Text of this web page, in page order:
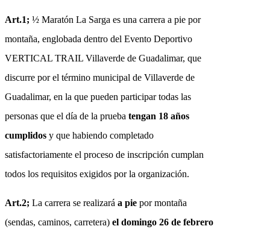
Art.1; ½ Maratón La Sarga es una carrera a pie por
montaña, englobada dentro del Evento Deportivo
VERTICAL TRAIL Villaverde de Guadalimar, que
discurre por el término municipal de Villaverde de
Guadalimar, en la que pueden participar todas las
personas que el día de la prueba tengan 18 años
cumplidos y que habiendo completado
satisfactoriamente el proceso de inscripción cumplan
todos los requisitos exigidos por la organización.
Art.2; La carrera se realizará a pie por montaña
(sendas, caminos, carretera) el domingo 26 de febrero